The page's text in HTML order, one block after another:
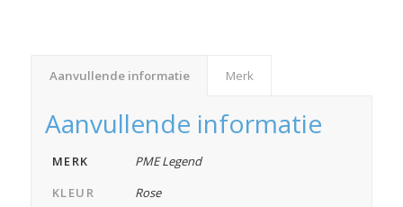
Aanvullende informatie Merk
Aanvullende informatie
MERK
PME Legend
KLEUR
Rose